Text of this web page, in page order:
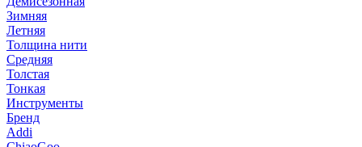
Зимняя
Летняя
Толщина нити
Средняя
Толстая
Тонкая
Инструменты
Бренд
Addi